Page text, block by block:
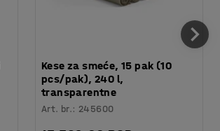
Kese za smeće, 15 pak (10
pcs/pak), 240 l,
transparentne
Art. br.: 245600